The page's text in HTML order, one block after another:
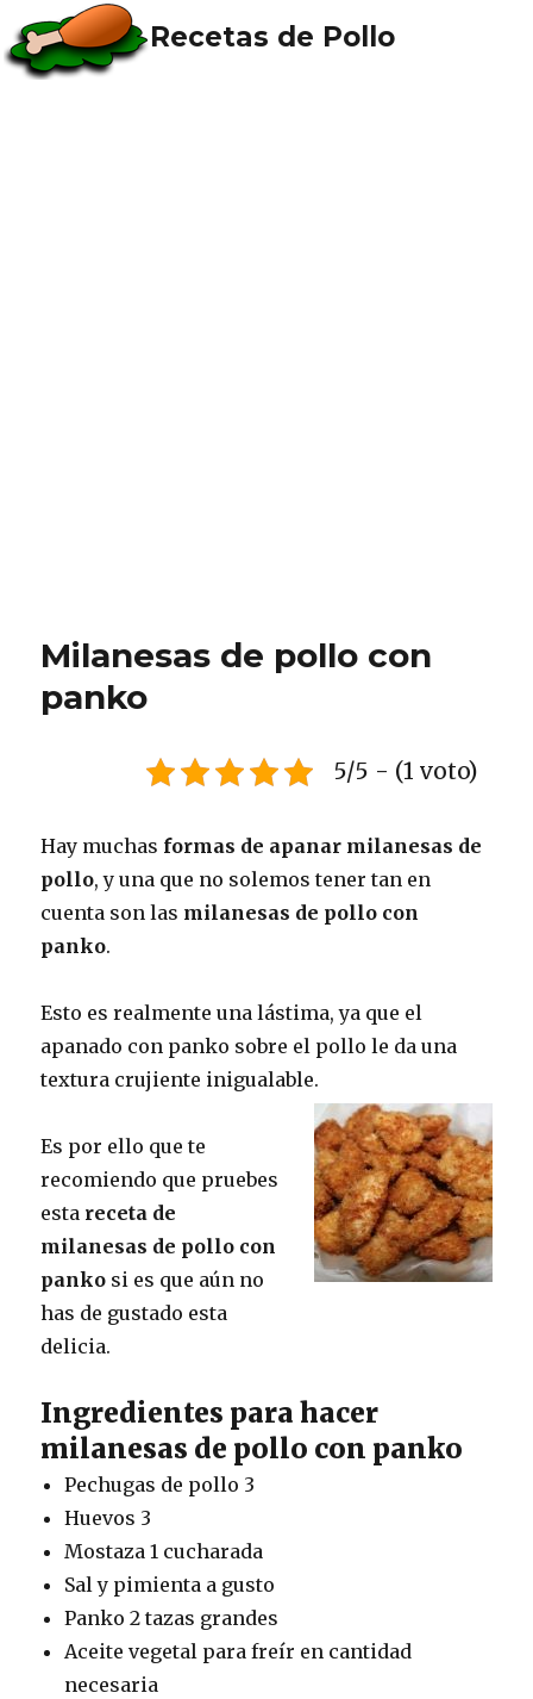
Recetas de Pollo
Milanesas de pollo con
panko
5/5 - (1 voto)
Hay muchas formas de apanar milanesas de
pollo, y una que no solemos tener tan en
cuenta son las milanesas de pollo con
panko.
Esto es realmente una lástima, ya que el
apanado con panko sobre el pollo le da una
textura crujiente inigualable.
Es por ello que te
recomiendo que pruebes
esta receta de
milanesas de pollo con
panko si es que aún no
has de gustado esta
delicia.
Ingredientes para hacer
milanesas de pollo con panko
Pechugas de pollo 3
Huevos 3
Mostaza 1 cucharada
Sal y pimienta a gusto
Panko 2 tazas grandes
Aceite vegetal para freír en cantidad
necesaria